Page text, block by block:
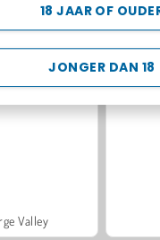
JONGER DAN 18
18 JAAR OF
Fashion Princess - Dress Up for Girls Masha
Valley